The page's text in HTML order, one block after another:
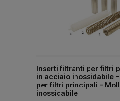
Inserti filtranti per filtri
in acciaio inossidabile
per filtri principali -
inossidabile